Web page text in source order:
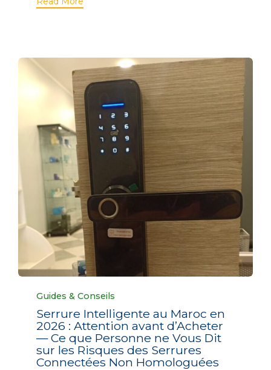
Category
Guides & Conseils
Serrure Intelligente au Maroc en
2026 : Attention avant d’Acheter
— Ce que Personne ne Vous Dit
sur les Risques des Serrures
Connectées Non Homologuées